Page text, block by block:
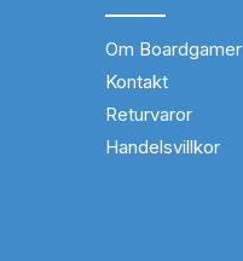
Om Boardgamer
Kontakt
Returvaror
Handelsvillkor